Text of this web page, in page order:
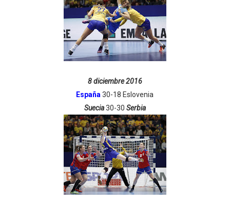
8 diciembre 2016
España30-18 Eslovenia
Suecia30-30 Serbia